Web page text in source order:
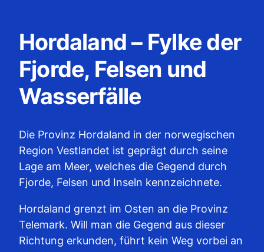
Hordaland – Fylke der
Fjorde, Felsen und
Wasserfälle
Die Provinz Hordaland in der norwegischen
Region Vestlandet ist geprägt durch seine
Lage am Meer, welches die Gegend durch
Fjorde, Felsen und Inseln kennzeichnete.
Hordaland grenzt im Osten an die Provinz
Telemark. Will man die Gegend aus dieser
Richtung erkunden, führt kein Weg vorbei an